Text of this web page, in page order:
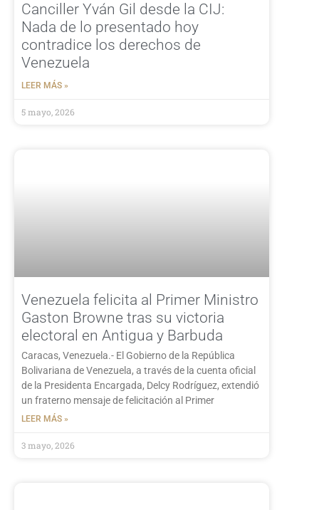
Canciller Yván Gil desde la CIJ:
Nada de lo presentado hoy
contradice los derechos de
Venezuela
LEER MÁS »
5 mayo, 2026
Venezuela felicita al Primer Ministro
Gaston Browne tras su victoria
electoral en Antigua y Barbuda
Caracas, Venezuela.- El Gobierno de la República
Bolivariana de Venezuela, a través de la cuenta oficial
de la Presidenta Encargada, Delcy Rodríguez, extendió
un fraterno mensaje de felicitación al Primer
LEER MÁS »
3 mayo, 2026